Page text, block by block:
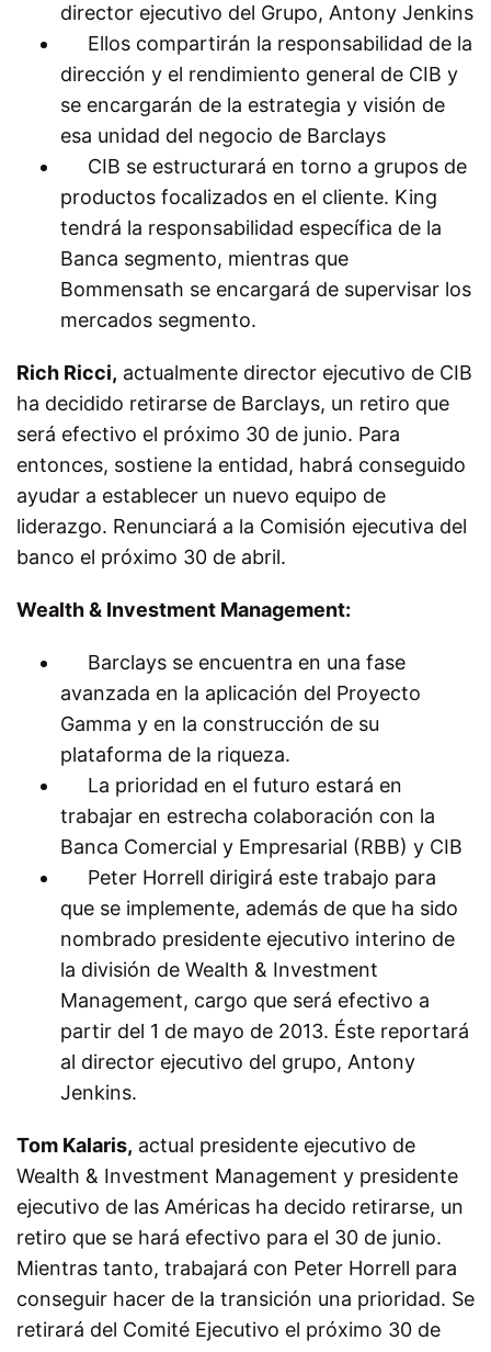
director ejecutivo del Grupo, Antony Jenkins
Ellos compartirán la responsabilidad de la
dirección y el rendimiento general de CIB y
se encargarán de la estrategia y visión de
esa unidad del negocio de Barclays
CIB se estructurará en torno a grupos de
productos focalizados en el cliente. King
tendrá la responsabilidad específica de la
Banca segmento, mientras que
Bommensath se encargará de supervisar los
mercados segmento.
Rich Ricci, actualmente director ejecutivo de CIB
ha decidido retirarse de Barclays, un retiro que
será efectivo el próximo 30 de junio. Para
entonces, sostiene la entidad, habrá conseguido
ayudar a establecer un nuevo equipo de
liderazgo. Renunciará a la Comisión ejecutiva del
banco el próximo 30 de abril.
Wealth & Investment Management:
Barclays se encuentra en una fase
avanzada en la aplicación del Proyecto
Gamma y en la construcción de su
plataforma de la riqueza.
La prioridad en el futuro estará en
trabajar en estrecha colaboración con la
Banca Comercial y Empresarial (RBB) y CIB
Peter Horrell dirigirá este trabajo para
que se implemente, además de que ha sido
nombrado presidente ejecutivo interino de
la división de Wealth & Investment
Management, cargo que será efectivo a
partir del 1 de mayo de 2013. Éste reportará
al director ejecutivo del grupo, Antony
Jenkins.
Tom Kalaris, actual presidente ejecutivo de
Wealth & Investment Management y presidente
ejecutivo de las Américas ha decido retirarse, un
retiro que se hará efectivo para el 30 de junio.
Mientras tanto, trabajará con Peter Horrell para
conseguir hacer de la transición una prioridad. Se
retirará del Comité Ejecutivo el próximo 30 de